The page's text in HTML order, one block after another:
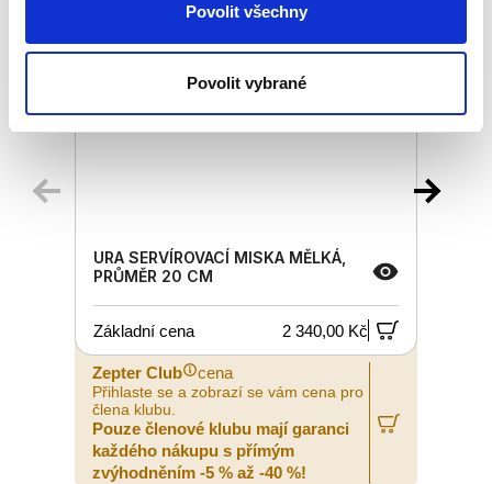
Povolit všechny
Povolit vybrané
URA SERVÍROVACÍ MISKA MĚLKÁ,
PRŮMĚR 20 CM
Základní cena 2 340,00 Kč
Zepter Club cena
Přihlaste se a zobrazí se vám cena pro
člena klubu.
Pouze členové klubu mají garanci
každého nákupu s přímým
zvýhodněním -5 % až -40 %!